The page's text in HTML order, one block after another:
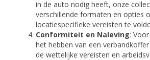
in de auto nodig heeft, onze
verschillende formaten en opties
locatiespecifieke vereisten te
Conformiteit en Naleving:
het hebben van een
de wettelijke vereisten en